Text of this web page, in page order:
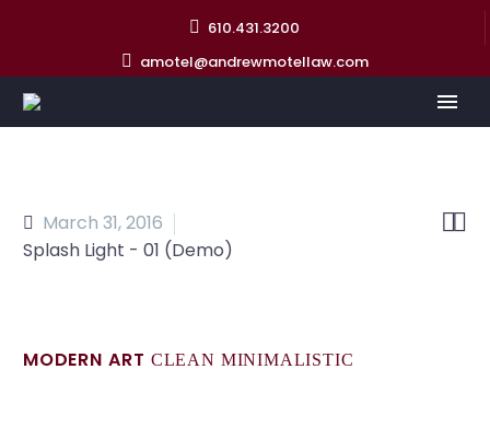
610.431.3200
amotel@andrewmotellaw.com

March 31, 2016
Splash Light - 01 (Demo)
MODERN ART CLEAN MINIMALISTIC